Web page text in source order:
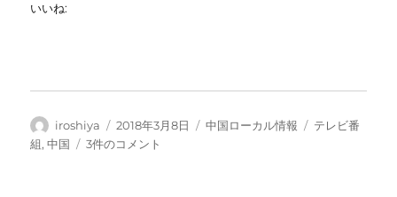
いいね:
投
稿
iroshiya
投
稿
2018年3月8日
カ
中国ローカル情報
タ
テレビ番
組,中国
日
3件のコメント